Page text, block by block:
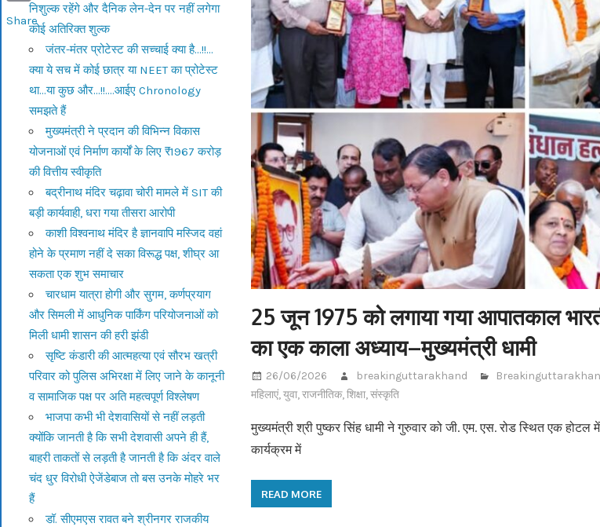
25 जून 1975 को लगाया गया आपातकाल
का एक काला अध्याय–मुख्यमंत्री धामी
26/06/2026 breakinguttarakhand
महिलाएं,युवा,राजनीतिक,शिक्षा,संस्कृति
मुख्यमंत्री श्री पुष्कर सिंह धामी ने गुरुवार को जी. एम. एस. रोड स्थित एक
कार्यक्रम में
READ MORE
निशुल्क रहेंगे और दैनिक लेन-देन पर नहीं लगेगा
कोई अतिरिक्त शुल्क
जंतर-मंतर प्रोटेस्ट की सच्चाई क्या है…!!…
क्या ये सच में कोई छात्र या NEET का प्रोटेस्ट
था…या कुछ और…!!….आईए Chronology
समझते हैं
मुख्यमंत्री ने प्रदान की विभिन्न विकास
योजनाओं एवं निर्माण कार्यों के लिए ₹1967 करोड़
की वित्तीय स्वीकृति
बद्रीनाथ मंदिर चढ़ावा चोरी मामले में SIT की
बड़ी कार्यवाही, धरा गया तीसरा आरोपी
काशी विश्वनाथ मंदिर है ज्ञानवापि मस्जिद वहां
होने के प्रमाण नहीं दे सका विरूद्ध पक्ष, शीघ्र आ
सकता एक शुभ समाचार
चारधाम यात्रा होगी और सुगम, कर्णप्रयाग
और सिमली में आधुनिक पार्किंग परियोजनाओं को
मिली धामी शासन की हरी झंडी
सृष्टि कंडारी की आत्महत्या एवं सौरभ खत्री
परिवार को पुलिस अभिरक्षा में लिए जाने के कानूनी
व सामाजिक पक्ष पर अति महत्वपूर्ण विश्लेषण
भाजपा कभी भी देशवासियों से नहीं लड़ती
क्योंकि जानती है कि सभी देशवासी अपने ही हैं,
बाहरी ताकतों से लड़ती है जानती है कि अंदर वाले
चंद धुर विरोधी ऐजेंडेबाज तो बस उनके मोहरे भर
हैं
डॉ. सीएमएस रावत बने श्रीनगर राजकीय
Email
Share